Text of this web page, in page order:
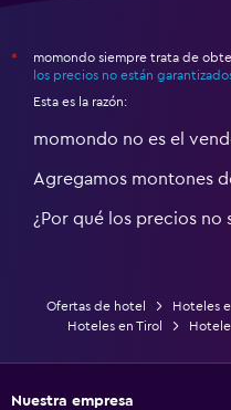
*
momondo siempre trata de
los precios no están
Esta es la razón:
momondo no es el
Agregamos montones
¿Por qué los precios no
Ofertas de hotel Hoteles
Hoteles en Tirol
Nuestra empresa